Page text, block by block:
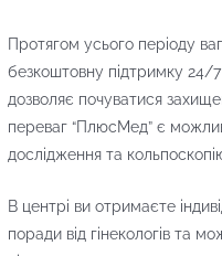
Протягом усього періоду
безкоштовну підтримку 24/
дозволяє почуватися
переваг “ПлюсМед” є
дослідження та
В центрі ви отримаєте
поради від гінекологів та